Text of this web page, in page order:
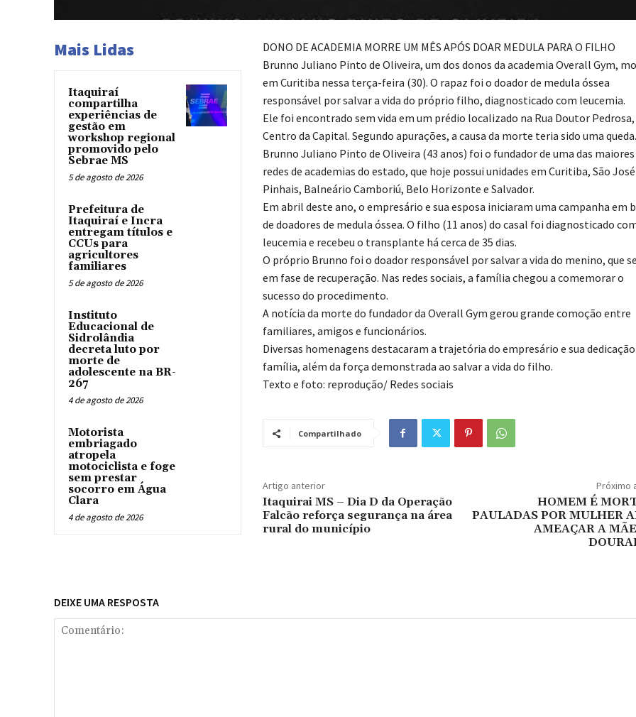
Mais Lidas
Itaquiraí
compartilha
experiências de
gestão em
workshop regional
promovido pelo
Sebrae MS
5 de agosto de 2026
Prefeitura de
Itaquiraí e Incra
entregam títulos e
CCUs para
agricultores
familiares
5 de agosto de 2026
Instituto
Educacional de
Sidrolândia
decreta luto por
morte de
adolescente na BR-
267
4 de agosto de 2026
Motorista
embriagado
atropela
motociclista e foge
sem prestar
socorro em Água
Clara
4 de agosto de 2026
DONO DE ACADEMIA MORRE UM MÊS APÓS DOAR MEDULA PARA O FILHO
Brunno Juliano Pinto de Oliveira, um dos donos da academia Overall Gym,
em Curitiba nessa terça-feira (30). O rapaz foi o doador de medula óssea
responsável por salvar a vida do próprio filho, diagnosticado com leucemia.
Ele foi encontrado sem vida em um prédio localizado na Rua Doutor
Centro da Capital. Segundo apurações, a causa da morte teria sido uma queda.
Brunno Juliano Pinto de Oliveira (43 anos) foi o fundador de uma das maiores
redes de academias do estado, que hoje possui unidades em Curitiba, São
Pinhais, Balneário Camboriú, Belo Horizonte e Salvador.
Em abril deste ano, o empresário e sua esposa iniciaram uma campanha em
de doadores de medula óssea. O filho (11 anos) do casal foi diagnosticado
leucemia e recebeu o transplante há cerca de 35 dias.
O próprio Brunno foi o doador responsável por salvar a vida do menino, que
em fase de recuperação. Nas redes sociais, a família chegou a comemorar o
sucesso do procedimento.
A notícia da morte do fundador da Overall Gym gerou grande comoção entre
familiares, amigos e funcionários.
Diversas homenagens destacaram a trajetória do empresário e sua dedicação
família, além da força demonstrada ao salvar a vida do filho.
Texto e foto: reprodução/ Redes sociais
Compartilhado
Artigo anterior
Itaquirai MS – Dia D da Operação
Falcão reforça segurança na área
rural do município
Próximo
HOMEM É
PAULADAS POR MULHER
AMEAÇAR A
DEIXE UMA RESPOSTA